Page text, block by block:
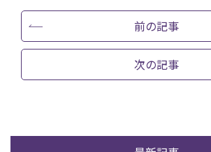
前の記事
次の記事